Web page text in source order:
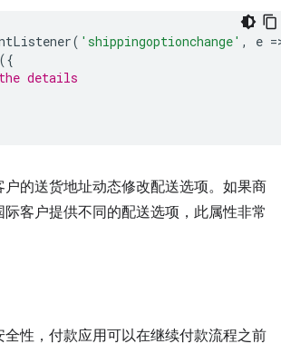
( 'shippingoptionchange' , e =
({
details
的送货地址动态修改配送选项。如果商
客户提供不同的配送选项，此属性非常
全性，付款应用可以在继续付款流程之前